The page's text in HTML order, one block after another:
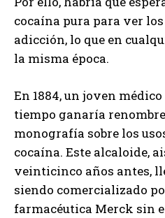
cocaína pura para ver
adicción, lo que en
la misma época.
En 1884, un joven
tiempo ganaría
monografía sobre los
cocaína. Este alcaloide,
veinticinco años antes,
siendo comercializado
farmacéutica Merck sin